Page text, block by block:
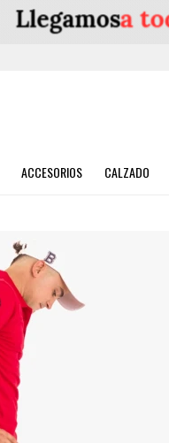
ACCESORIOS CALZADO